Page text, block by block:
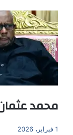
محمد
1 فبراير، 2026